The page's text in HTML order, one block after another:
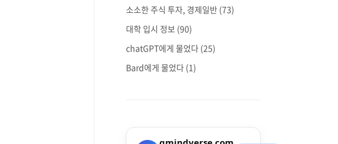
소소한 주식 투자, 경제일반 (73)
대학 입시 정보 (90)
chatGPT에게 물었다 (25)
Bard에게 물었다 (1)